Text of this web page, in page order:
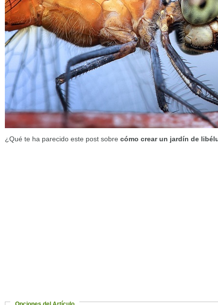
¿Qué te ha parecido este post sobre cómo crear un jardín de